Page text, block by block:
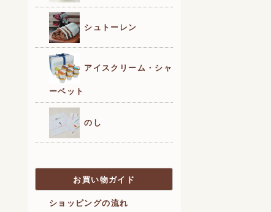
シュトーレン
アイスクリーム・シャ
ーベット
のし
お買い物ガイド
ショッピングの流れ